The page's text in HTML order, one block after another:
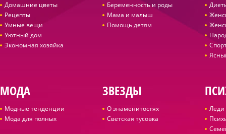
Домашние цветы
Рецепты
Умные вещи
Уютный дом
Экономная хозяйка
Беременность и роды
Мама и малыш
Помощь детям
МОДА
Модные тенденции
Мода для полных
ЗВЕЗДЫ
О знаменитостях
Светская тусовка
Леди